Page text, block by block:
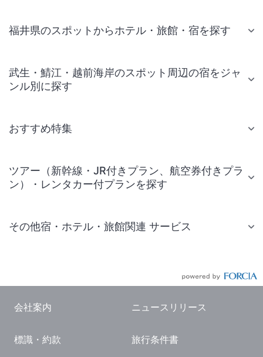
福井県のスポットからホテル・旅館・宿を探す
武生・鯖江・越前海岸のスポット周辺の宿をジャ
ンル別に探す
おすすめ特集
ツアー（新幹線・JR付きプラン、航空券付きプラ
ン）・レンタカー付プランを探す
その他宿・ホテル・旅館関連 サービス
国内観光ガイド
会社案内 ニュースリリース
標識・約款 旅行条件書